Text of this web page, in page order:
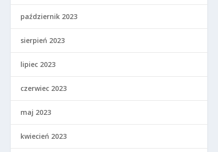
październik 2023
sierpień 2023
lipiec 2023
czerwiec 2023
maj 2023
kwiecień 2023